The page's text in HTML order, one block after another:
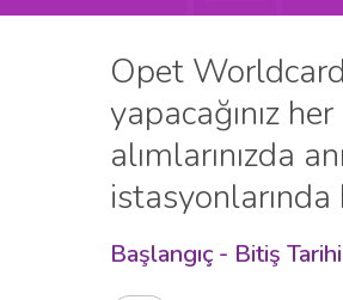
Opet
yapacağınız
alımlarınızda
Başlangıç - Bitiş Tarihi